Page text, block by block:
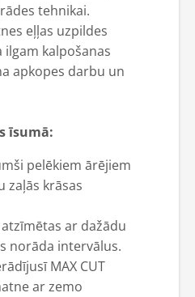
tehnikai.
eļļas uzpildes
kalpošanas
apkopes darbu un
īsumā:
pelēkiem ārējiem
zaļās krāsas
ar dažādu
norāda intervālus.
MAX CUT
ar zemo